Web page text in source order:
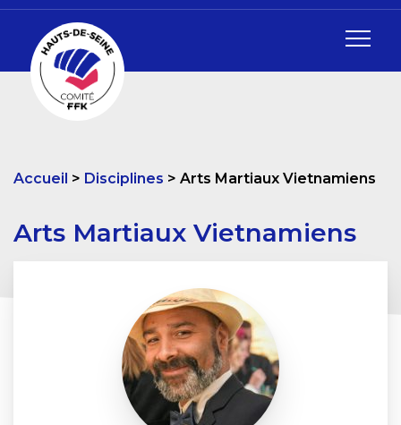
Accueil Disciplines Arts Martiaux Vietnamiens
Arts Martiaux Vietnamiens